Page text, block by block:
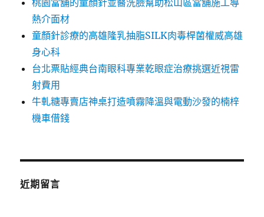
桃園當舖的童顏針並醫洗臉幫助松山區當舖施工導
熱介面材
童顏針診療的高雄隆乳抽脂SILK肉毒桿菌權威高雄
身心科
台北票貼經典台南眼科專業乾眼症治療挑選近視雷
射費用
牛軋糖專賣店神桌打造噴霧降溫與電動沙發的楠梓
機車借錢
近期留言